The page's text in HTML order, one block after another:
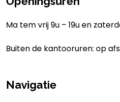
Ma tem vrij 9u – 19u en
Buiten de kantooruren: op
Navigatie